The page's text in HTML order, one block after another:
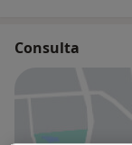
Consulta